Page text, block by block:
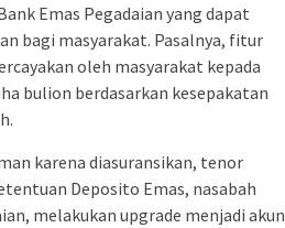
Emas Pegadaian yang dapat
bagi masyarakat. Pasalnya, fitur
oleh masyarakat kepada
bulion berdasarkan kesepakatan
karena diasuransikan, tenor
Deposito Emas, nasabah
melakukan upgrade menjadi akun